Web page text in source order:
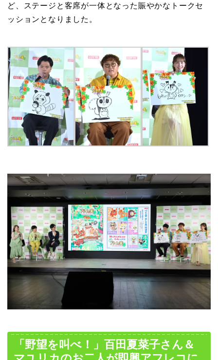
ど、ステージと客席が一体となった賑やかなトークセ
ッションとなりました。
「野望を叫べ！」百田夏菜子さん＆